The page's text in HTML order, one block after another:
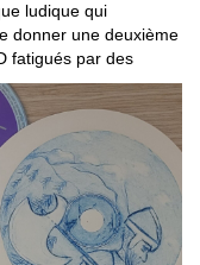
ludique qui
donner une deuxième
fatigués par des